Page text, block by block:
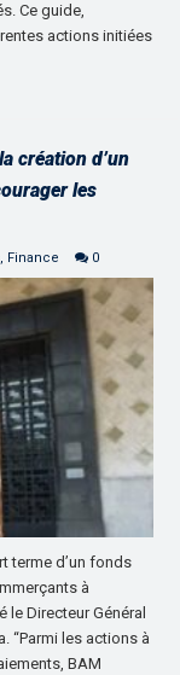
Ce guide,
actions initiées
création d’un
les
, Finance 0
terme d’un fonds
à
Directeur Général
“Parmi les actions à
BAM